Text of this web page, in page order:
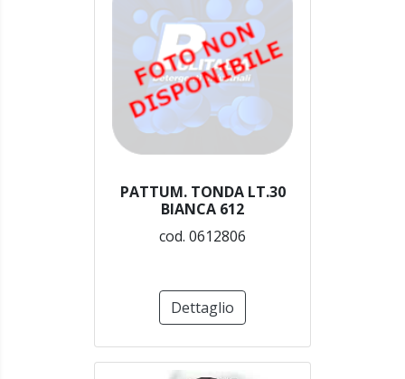
PATTUM. TONDA LT.30
BIANCA 612
cod. 0612806
Dettaglio